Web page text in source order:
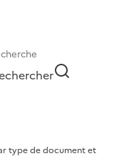
type de document et